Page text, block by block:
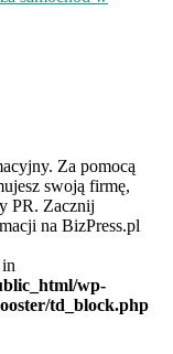
Za pomocą
swoją firmę,
PR. Zacznij
na BizPress.pl
wp-
td_block.php